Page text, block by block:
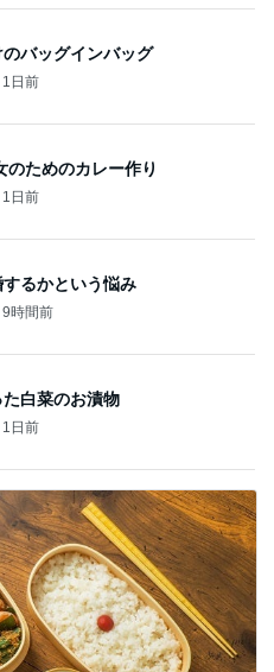
バッグインバッグ
1日前
のためのカレー作り
1日前
るかという悩み
9時間前
白菜のお漬物
1日前